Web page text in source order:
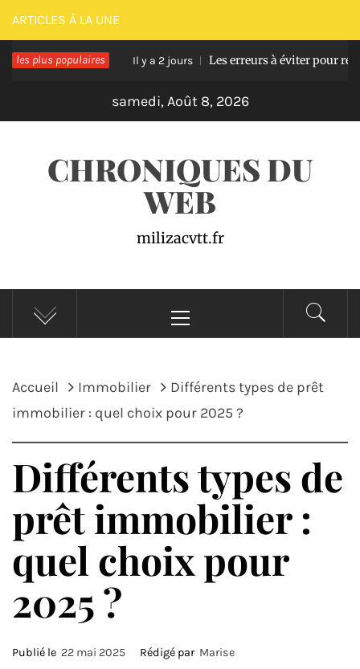
Passer
au
contenu
ARTICLES À LA UNE
les plus populaires
en bois Il y a 2 jours Les erreurs à éviter pour réussir une
samedi, Août 8, 2026
CHRONIQUES DU
WEB
milizacvtt.fr
principal
Accueil Immobilier
Différents types de prêt
immobilier : quel choix pour 2025 ?
Différents types de
prêt immobilier :
quel choix pour
2025 ?
Publié le 22 mai 2025 Rédigé par Marise